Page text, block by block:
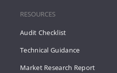
RESOURCES
Audit Checklist
Technical Guidance
Market Research Report